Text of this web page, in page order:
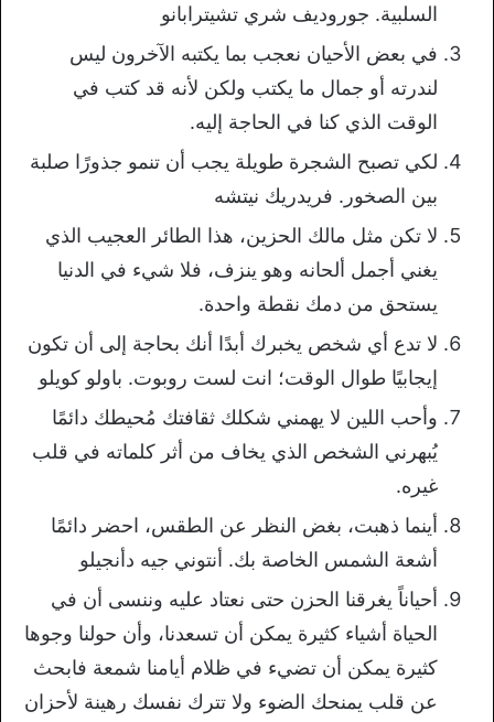
السلبية. جوروديف شري تشيترابانو
في بعض الأحيان نعجب بما يكتبه الآخرون ليس
لندرته أو جمال ما يكتب ولكن لأنه قد كتب في
الوقت الذي كنا في الحاجة إليه.
لكي تصبح الشجرة طويلة يجب أن تنمو جذورًا صلبة
بين الصخور. فريدريك نيتشه
لا تكن مثل مالك الحزين، هذا الطائر العجيب الذي
يغني أجمل ألحانه وهو ينزف، فلا شيء في الدنيا
يستحق من دمك نقطة واحدة.
لا تدع أي شخص يخبرك أبدًا أنك بحاجة إلى أن تكون
إيجابيًا طوال الوقت؛ انت لست روبوت. باولو كويلو
وأحب اللين لا يهمني شكلك ثقافتك مُحيطك دائمًا
يُبهرني الشخص الذي يخاف من أثر كلماته في قلب
غيره.
أينما ذهبت، بغض النظر عن الطقس، احضر دائمًا
أشعة الشمس الخاصة بك. أنتوني جيه دأنجيلو
أحياناً يغرقنا الحزن حتى نعتاد عليه وننسى أن في
الحياة أشياء كثيرة يمكن أن تسعدنا، وأن حولنا وجوها
كثيرة يمكن أن تضيء في ظلام أيامنا شمعة فابحث
عن قلب يمنحك الضوء ولا تترك نفسك رهينة لأحزان